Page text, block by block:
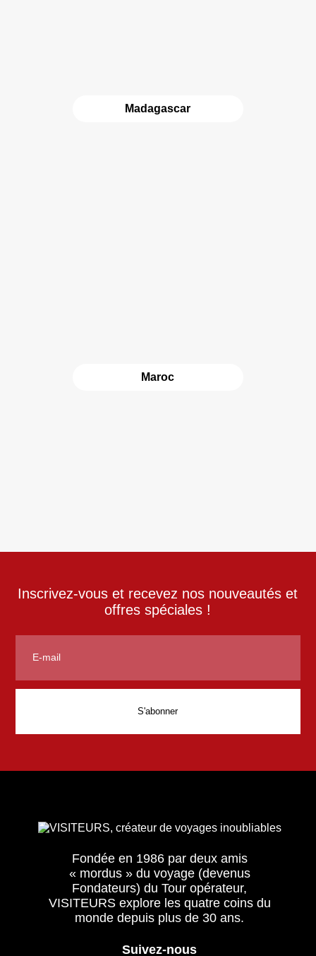
Madagascar
Maroc
Inscrivez-vous et recevez nos nouveautés et
offres spéciales !
Fondée en 1986 par deux amis
« mordus » du voyage (devenus
Fondateurs) du Tour opérateur,
VISITEURS explore les quatre coins du
monde depuis plus de 30 ans.
Suivez-nous